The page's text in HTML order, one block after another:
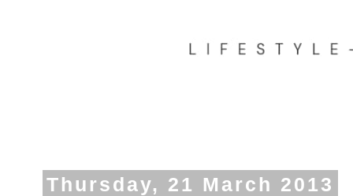
Thursday, 21 March 2013